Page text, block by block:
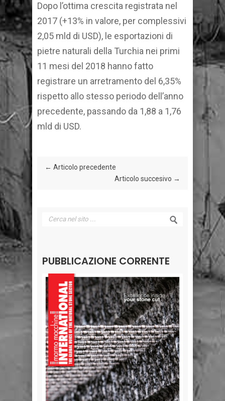
Dopo l’ottima crescita registrata nel
2017 (+13% in valore, per complessivi
2,05 mld di USD), le esportazioni di
pietre naturali della Turchia nei primi
11 mesi del 2018 hanno fatto
registrare un arretramento del 6,35%
rispetto allo stesso periodo dell’anno
precedente, passando da 1,88 a 1,76
mld di USD.
← Articolo precedente
Articolo succesivo →
PUBBLICAZIONE CORRENTE